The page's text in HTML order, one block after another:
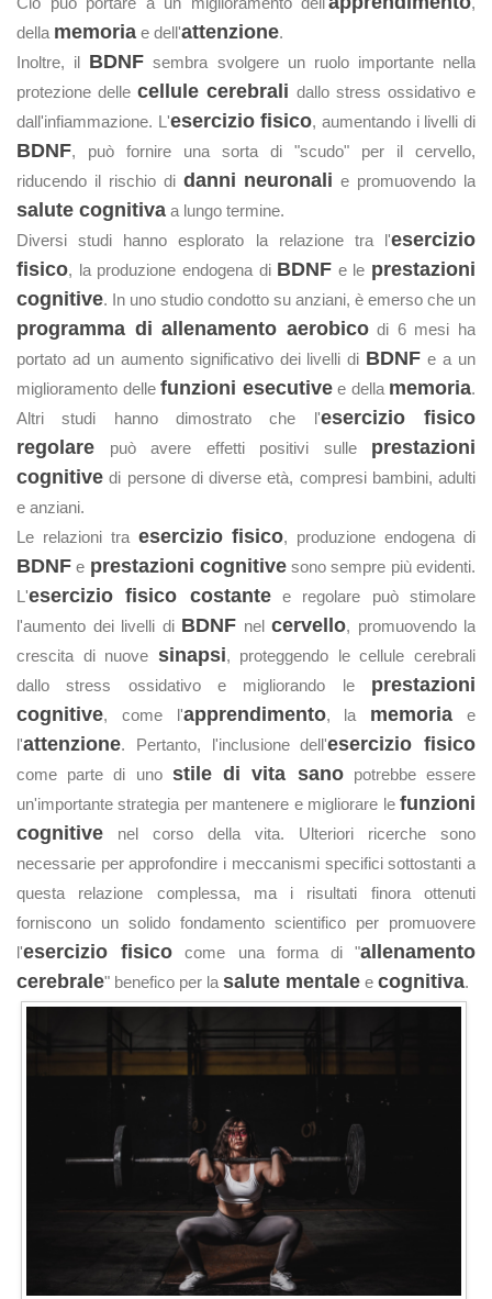
della memoria e dell'attenzione.
Inoltre, il BDNF sembra svolgere un ruolo importante nella
protezione dellecellule cerebrali dallo stress ossidativo e
dall'infiammazione. L'esercizio fisico, aumentando i livelli di
BDNF, può fornire una sorta di "scudo" per il cervello,
riducendo il rischio di danni neuronali e promuovendo la
salute cognitiva a lungo termine.
Diversi studi hanno esplorato la relazione tra l'esercizio
fisico, la produzione endogena di BDNF e le prestazioni
cognitive. In uno studio condotto su anziani, è emerso che un
programma di allenamento aerobicodi 6 mesi ha
portato ad un aumento significativo dei livelli di BDNF e a un
miglioramento delle funzioni esecutivee della memoria.
Altri studi hanno dimostrato che l'esercizio fisico
regolare può avere effetti positivi sulle prestazioni
cognitive di persone di diverse età, compresi bambini, adulti
e anziani.
Le relazioni tra esercizio fisico, produzione endogena di
BDNF e prestazioni cognitivesono sempre più evidenti.
L'esercizio fisico costantee regolare può stimolare
l'aumento dei livelli di BDNF nel cervello, promuovendo la
crescita di nuove sinapsi, proteggendo le cellule cerebrali
dallo stress ossidativo e migliorando le prestazioni
cognitive, come l'apprendimento, la memoria e
l'attenzione. Pertanto, l'inclusione dell'esercizio fisico
come parte di uno stile di vita sanopotrebbe essere
un'importante strategia per mantenere e migliorare le funzioni
cognitive nel corso della vita. Ulteriori ricerche sono
necessarie per approfondire i meccanismi specifici sottostanti a
questa relazione complessa, ma i risultati finora ottenuti
forniscono un solido fondamento scientifico per promuovere
l'esercizio fisico come una forma di "allenamento
cerebrale" benefico per la salute mentale e cognitiva.